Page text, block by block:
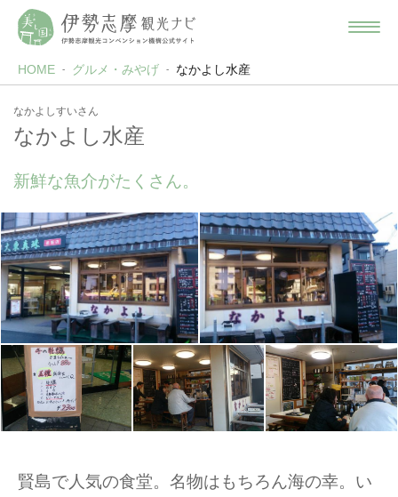
HOME グルメ・みやげ なかよし水産
なかよしすいさん
なかよし水産
新鮮な魚介がたくさん。
賢島で人気の食堂。名物はもちろん海の幸。い